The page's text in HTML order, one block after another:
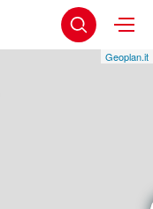
Geoplan.it